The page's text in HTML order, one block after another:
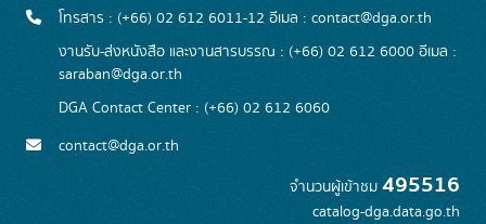
โทรสาร : (+66) 02 612 6011-12 อีเมล : contact@dga.or.th
งานรับ-ส่งหนังสือ และงานสารบรรณ : (+66) 02 612 6000 อีเมล :
saraban@dga.or.th
DGA Contact Center : (+66) 02 612 6060
contact@dga.or.th
จำนวนผู้เข้าชม 495516
catalog-dga.data.go.th